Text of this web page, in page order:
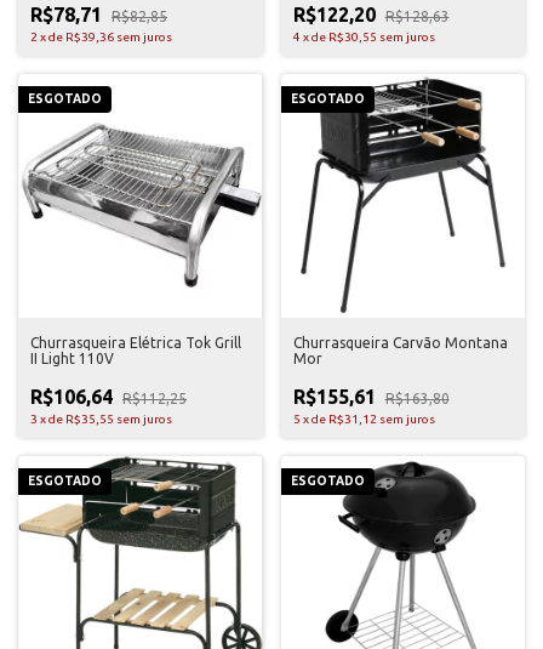
R$78,71 R$82,85
2 xde R$39,36 sem juros
R$122,20 R$128,63
4 xde R$30,55 sem juros
ESGOTADO
Churrasqueira Elétrica Tok Grill
II Light 110V
R$106,64 R$112,25
3 xde R$35,55 sem juros
ESGOTADO
Churrasqueira Carvão Montana
Mor
R$155,61 R$163,80
5 xde R$31,12 sem juros
ESGOTADO ESGOTADO